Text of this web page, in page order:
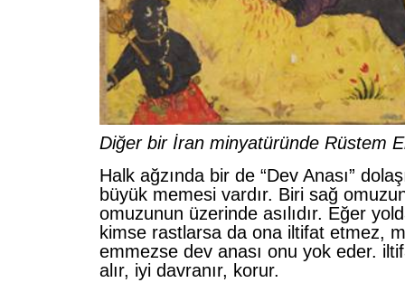
Diğer bir İran minyatüründe Rüstem
Halk ağzında bir de “Dev Anası”
büyük memesi vardır. Biri sağ
omuzunun üzerinde asılıdır. Eğer
kimse rastlarsa da ona iltifat etmez,
emmezse dev anası onu yok eder.
alır, iyi davranır, korur.